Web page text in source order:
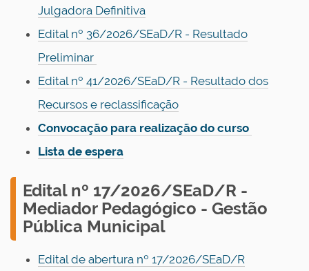
Julgadora Definitiva
Edital nº 36/2026/SEaD/R - Resultado
Preliminar
Edital nº 41/2026/SEaD/R - Resultado dos
Recursos e reclassificação
Convocação para realização do curso
Lista de espera
Edital nº 17/2026/SEaD/R -
Mediador Pedagógico - Gestão
Pública Municipal
Edital de abertura nº 17/2026/SEaD/R